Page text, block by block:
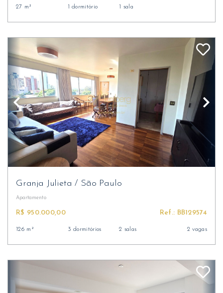
27 m² 1 dormitório 1 sala
Granja Julieta/ São Paulo
Apartamento
R$ 950.000,00 Ref.: BB129574
126 m² 3 dormitórios 2 salas 2 vagas